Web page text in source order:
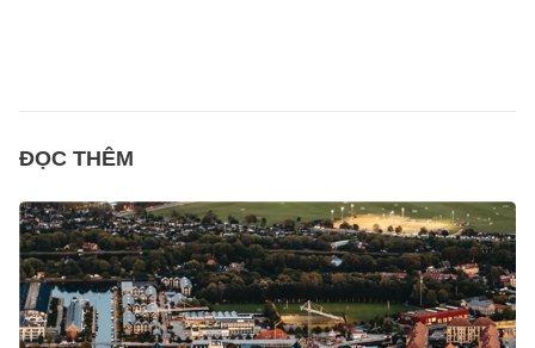
ĐỌC THÊM